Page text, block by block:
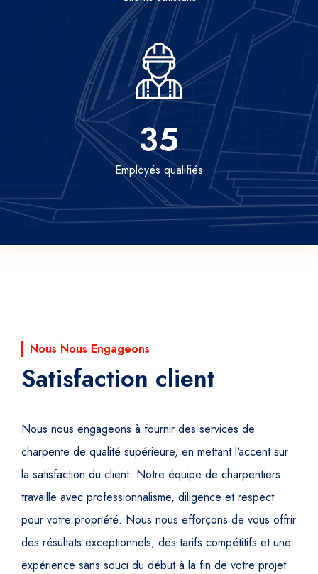
35
Employés qualifiés
Nous Nous Engageons
Satisfaction client
Nous nous engageons à fournir des services de
charpente de qualité supérieure, en mettant l’accent sur
la satisfaction du client. Notre équipe de charpentiers
travaille avec professionnalisme, diligence et respect
pour votre propriété. Nous nous efforçons de vous offrir
des résultats exceptionnels, des tarifs compétitifs et une
expérience sans souci du début à la fin de votre projet